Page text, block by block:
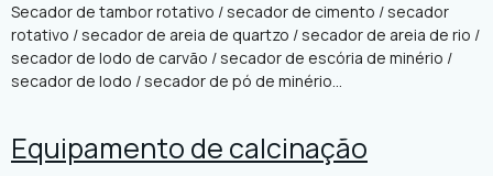
Secador de tambor rotativo / secador de cimento / secador
rotativo / secador de areia de quartzo / secador de areia de rio /
secador de lodo de carvão / secador de escória de minério /
secador de lodo / secador de pó de minério...
Equipamento de calcinação